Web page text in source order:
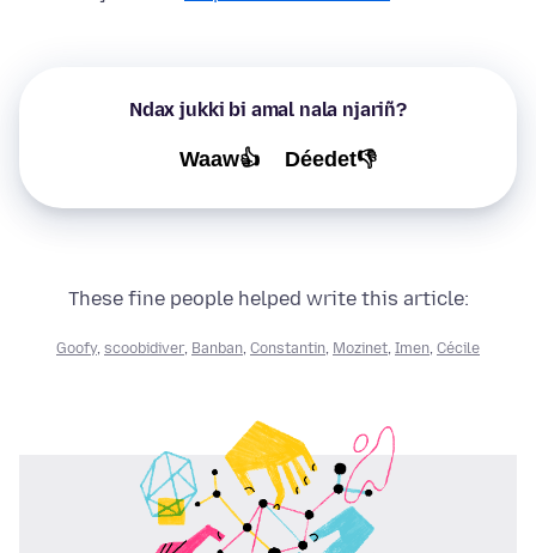
Ndax jukki bi amal nala njariñ?
Waaw👍 Déedet👎
These fine people helped write this article:
Goofy, scoobidiver, Banban Constantin Mozinet Imen Cécile